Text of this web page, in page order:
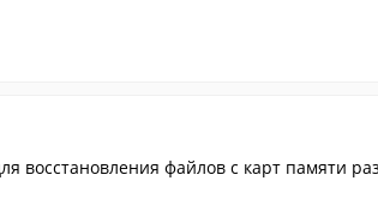
восстановления файлов с карт памяти